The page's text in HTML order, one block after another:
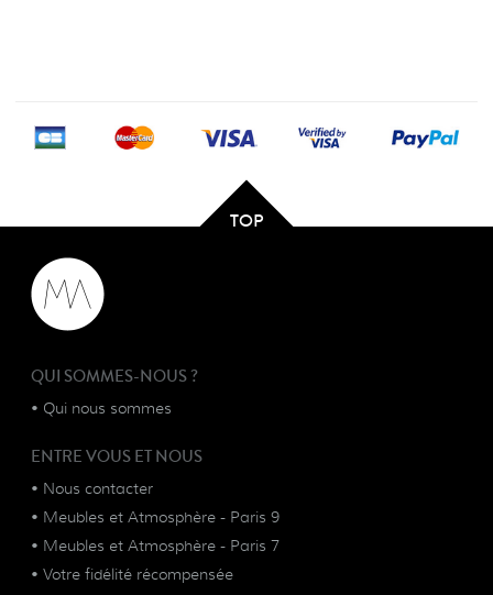
TOP
QUI SOMMES-NOUS ?
• Qui nous sommes
ENTRE VOUS ET NOUS
• Nous contacter
• Meubles et Atmosphère - Paris 9
• Meubles et Atmosphère - Paris 7
• Votre fidélité récompensée